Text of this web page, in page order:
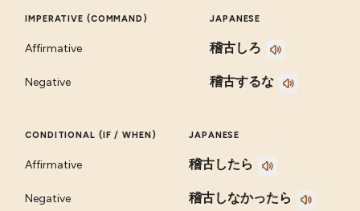
IMPERATIVE (COMMAND) JAPANESE
Affirmative 稽古しろ
Negative 稽古するな
CONDITIONAL (IF / WHEN) JAPANESE
Affirmative 稽古したら
Negative 稽古しなかったら